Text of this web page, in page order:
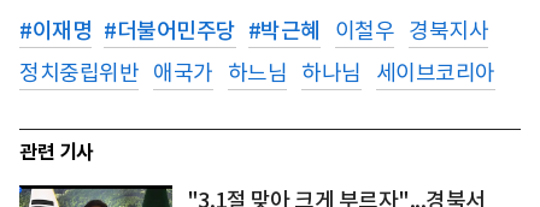
#이재명 #더불어민주당 #박근혜 이철우 경북지사
정치중립위반 애국가 하느님 하나님 세이브코리아
관련 기사
"3.1절 맞아 크게 부르자"...경북서